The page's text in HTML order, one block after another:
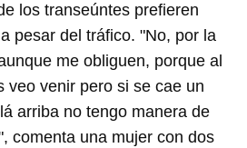
los transeúntes prefieren
pesar del tráfico. "No, por la
me obliguen, porque al
veo venir pero si se cae un
arriba no tengo manera de
comenta una mujer con dos